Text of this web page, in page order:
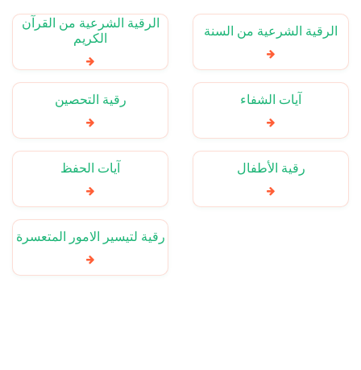
الرقية الشرعية من القرآن
الكريم
الرقية الشرعية من السنة
رقية التحصين آيات الشفاء
آيات الحفظ رقية الأطفال
رقية لتيسير الامور المتعسرة